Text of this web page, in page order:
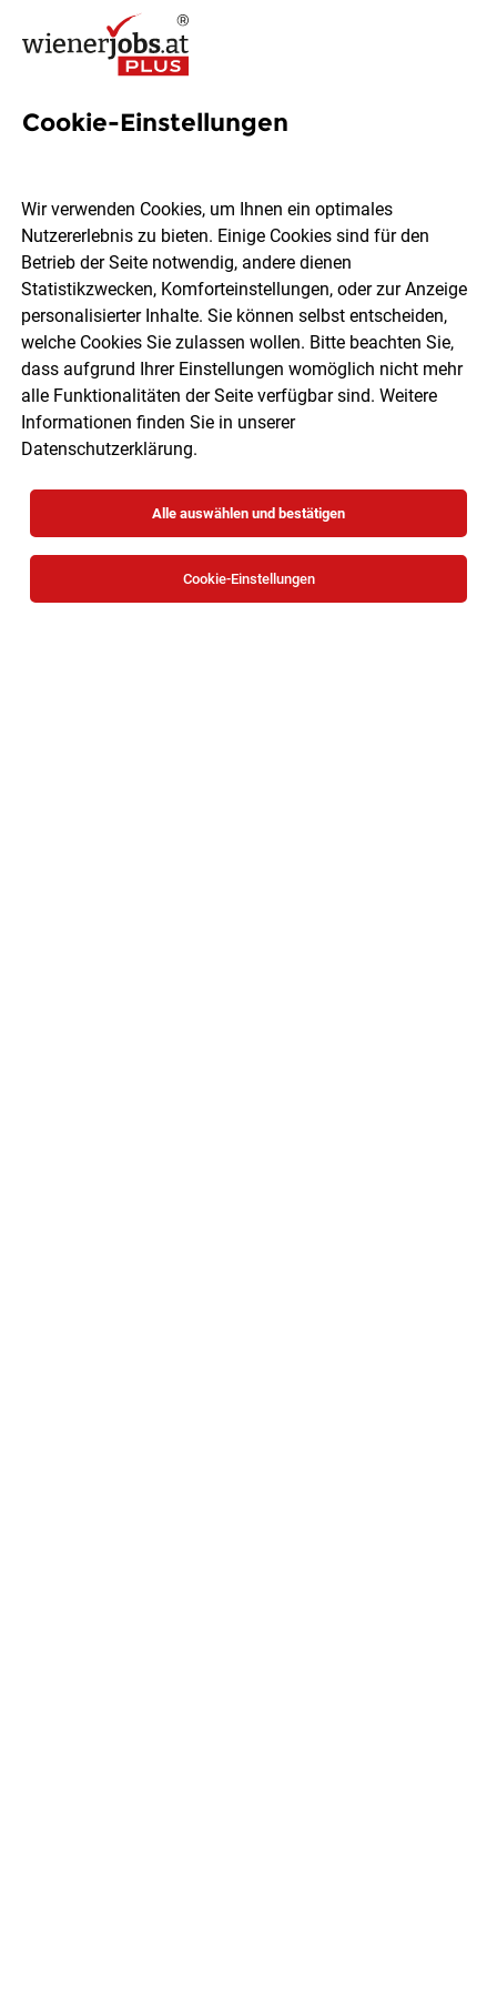
Schlosser - Fassadenbau
PTW & PARTNER GmbH
Wien Vollzeit 06.08.2026
Cookie-Einstellungen
Wir verwenden Cookies, um Ihnen ein optimales
Nutzererlebnis zu bieten. Einige Cookies sind für den
Betrieb der Seite notwendig, andere dienen
Statistikzwecken, Komforteinstellungen, oder zur Anzeige
personalisierter Inhalte. Sie können selbst entscheiden,
welche Cookies Sie zulassen wollen. Bitte beachten Sie,
dass aufgrund Ihrer Einstellungen womöglich nicht mehr
alle Funktionalitäten der Seite verfügbar sind. Weitere
Informationen finden Sie in unserer
Datenschutzerklärung.
Alle auswählen und bestätigen
Cookie-Einstellungen